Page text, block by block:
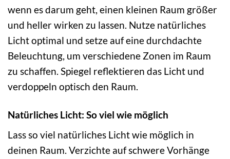
wenn es darum geht, einen kleinen Raum größer
und heller wirken zu lassen. Nutze natürliches
Licht optimal und setze auf eine durchdachte
Beleuchtung, um verschiedene Zonen im Raum
zu schaffen. Spiegel reflektieren das Licht und
verdoppeln optisch den Raum.
Natürliches Licht: So viel wie möglich
Lass so viel natürliches Licht wie möglich in
deinen Raum. Verzichte auf schwere Vorhänge